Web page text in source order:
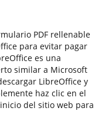
PDF rellenable
para evitar pagar
es una
similar a Microsoft
LibreOffice y
haz clic en el
del sitio web para